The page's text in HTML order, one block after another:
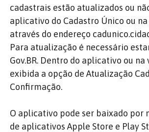
cadastrais estão atualizados ou
aplicativo do Cadastro Único ou
através do endereço
Para atualização é necessário
Gov.BR. Dentro do aplicativo ou na
exibida a opção de Atualização
Confirmação.
O aplicativo pode ser baixado por
de aplicativos Apple Store e Play